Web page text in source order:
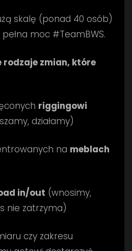
skalę (ponad 40 osób)
moc #TeamBWS.
zmian, które
riggingowi
działamy)
na meblach
in/out (wnosimy,
nie zatrzyma)
czy zakresu